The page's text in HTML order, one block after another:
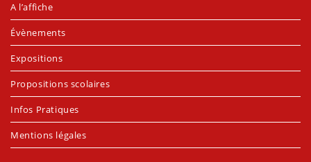
A l’affiche
Évènements
Expositions
Propositions scolaires
Infos Pratiques
Mentions légales